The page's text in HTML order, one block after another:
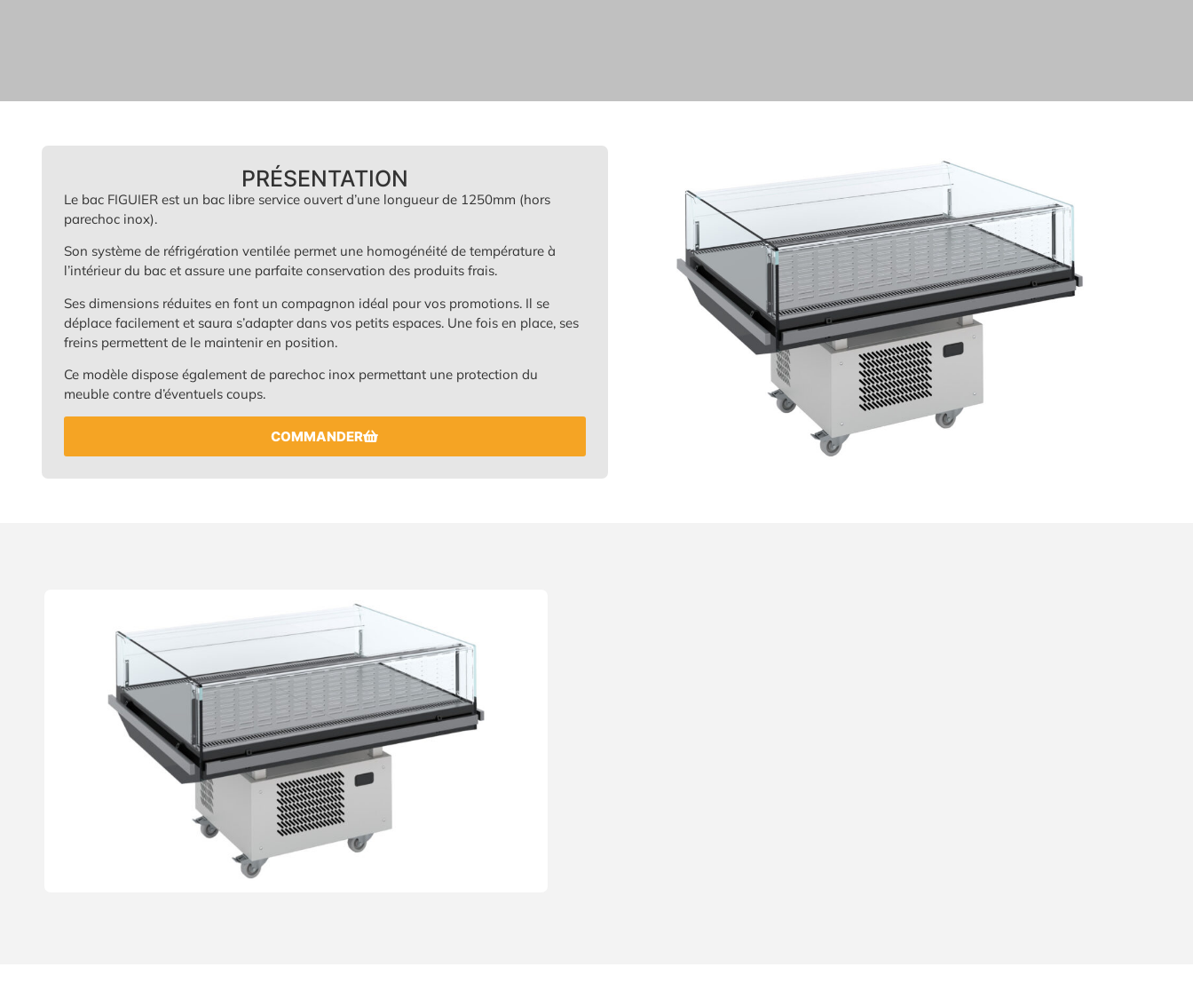
PRÉSENTATION
Le bac FIGUIER est un bac libre service ouvert d’une longueur de 1250mm (hors
parechoc inox).
Son système de réfrigération ventilée permet une homogénéité de température à
l’intérieur du bac et assure une parfaite conservation des produits frais.
Ses dimensions réduites en font un compagnon idéal pour vos promotions. Il se
déplace facilement et saura s’adapter dans vos petits espaces. Une fois en place, ses
freins permettent de le maintenir en position.
Ce modèle dispose également de parechoc inox permettant une protection du
meuble contre d’éventuels coups.
COMMANDER